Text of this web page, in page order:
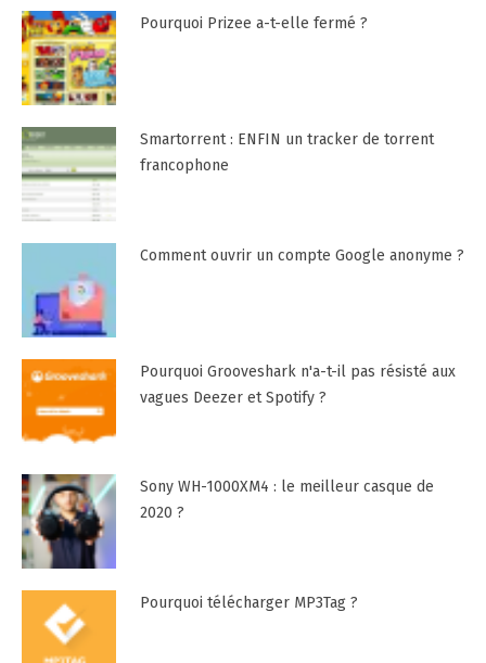
Pourquoi Prizee a-t-elle fermé ?
Smartorrent : ENFIN un tracker de torrent
francophone
Comment ouvrir un compte Google anonyme ?
Pourquoi Grooveshark n'a-t-il pas résisté aux
vagues Deezer et Spotify ?
Sony WH-1000XM4 : le meilleur casque de
2020 ?
Pourquoi télécharger MP3Tag ?